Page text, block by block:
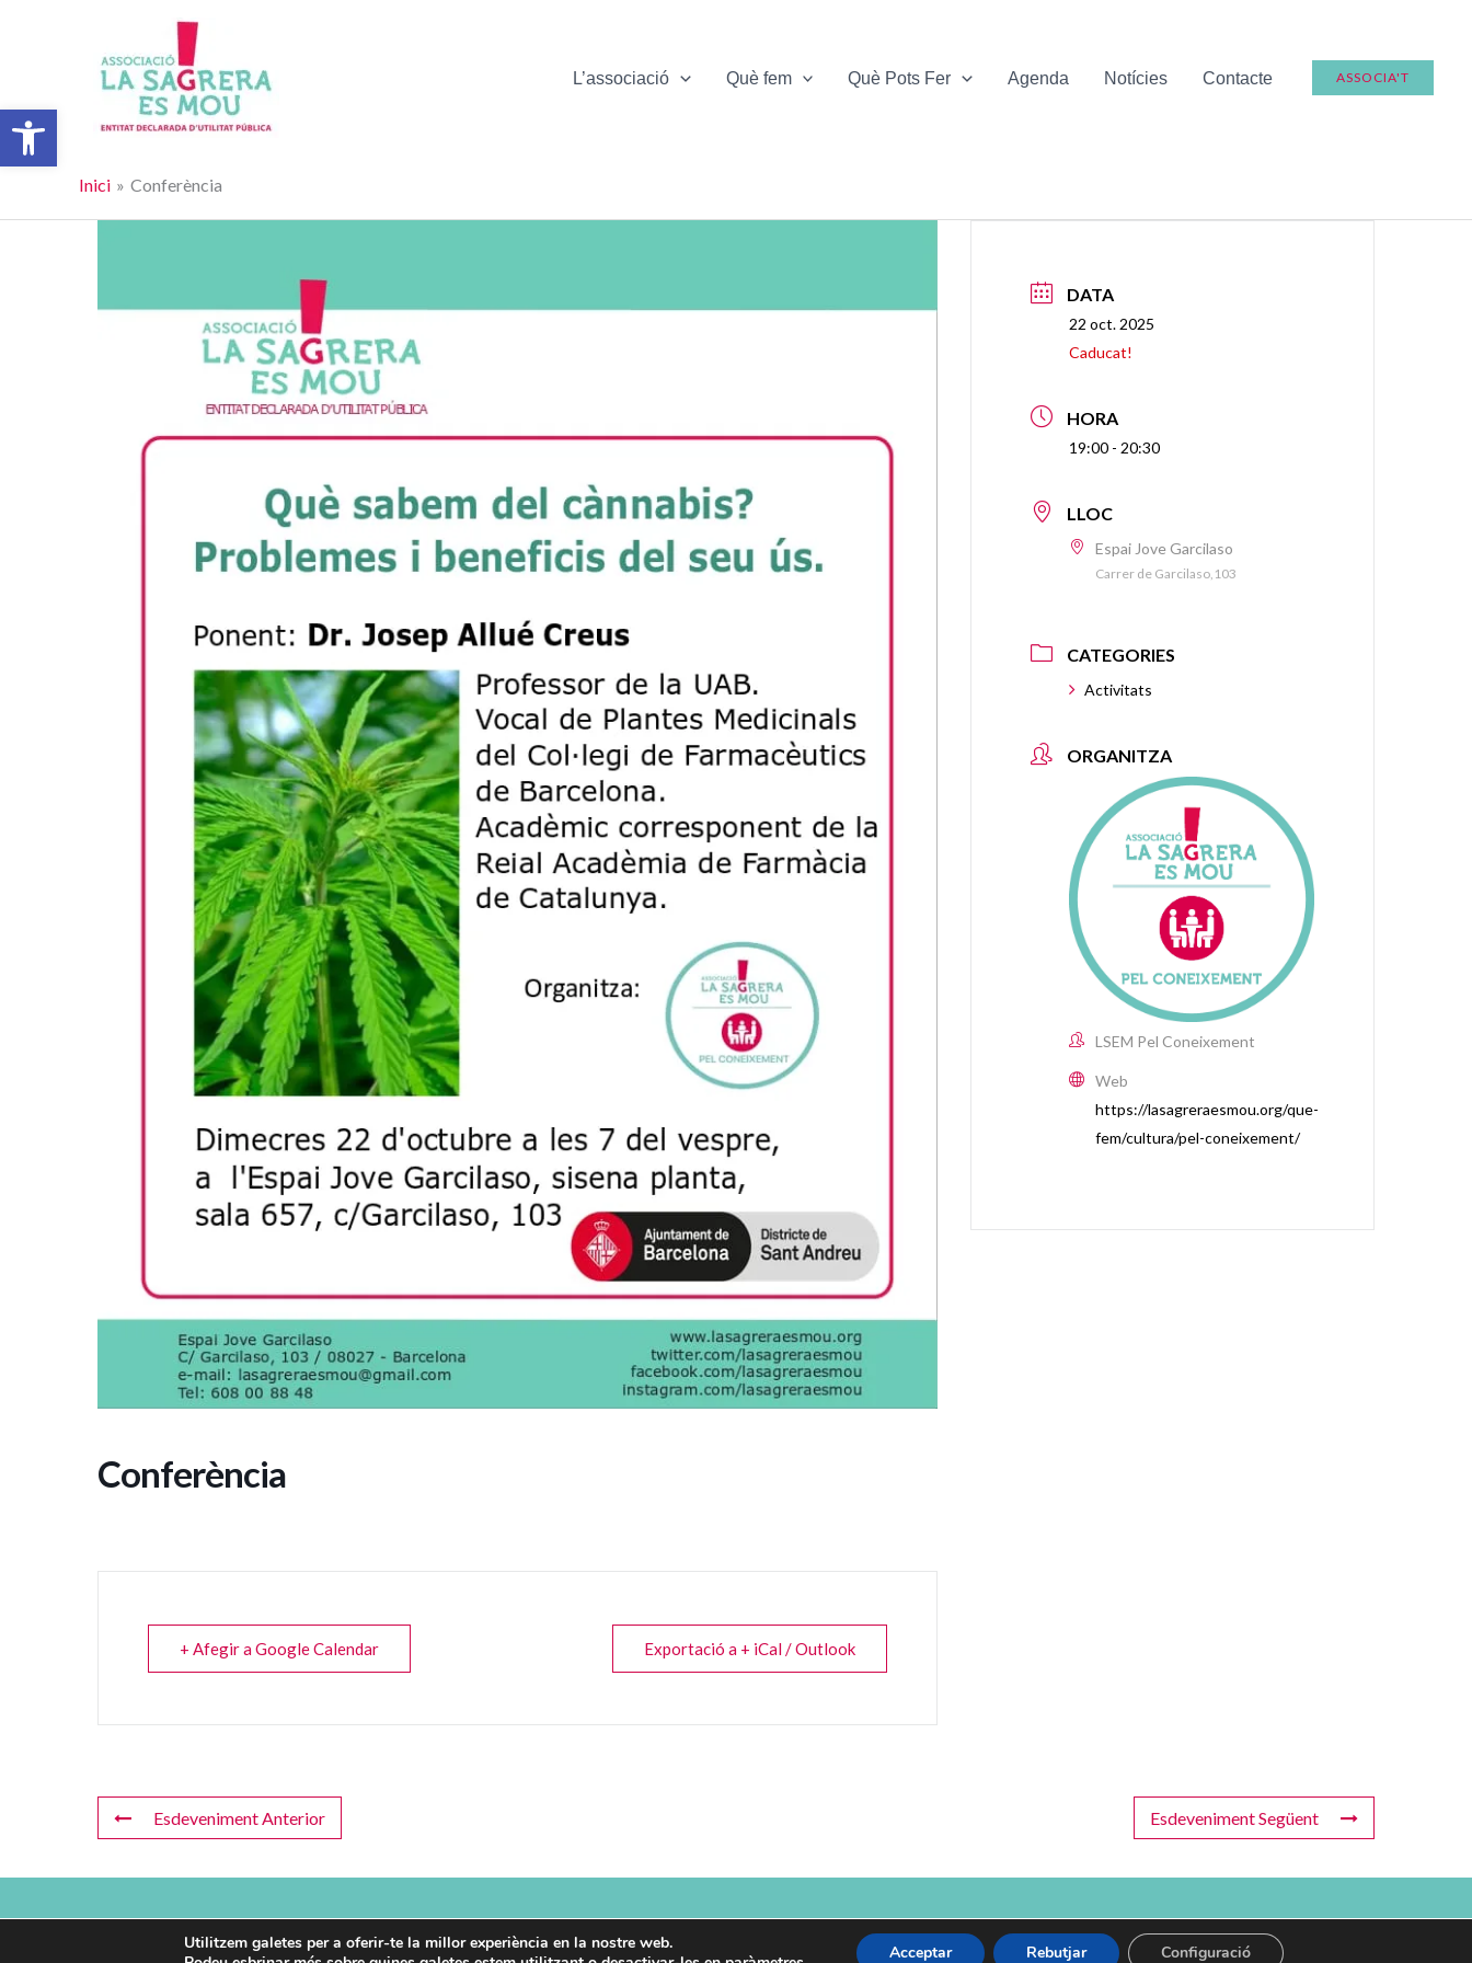
Obre la barra d'eines
L’associació Què fem Què Pots Fer Agenda Notícies Contacte ASSOCIA'T
Inici Conferència
Conferència
+ Afegir a Google Calendar Exportació a + iCal / Outlook
DATA
22 oct. 2025
Caducat!
HORA
19:00 - 20:30
LLOC
Espai Jove Garcilaso
Carrer de Garcilaso,103
CATEGORIES
Activitats
ORGANITZA
LSEM Pel Coneixement
Web
https://lasagreraesmou.org/que-
fem/cultura/pel-coneixement/
Esdeveniment Anterior Esdeveniment Següent
Copyright © 2026 La Sagrera Es Mou | web feta amb el cor per L'Enxarxada Avís legal Política de Privacitat Politica de cookies Transparència
Utilitzem galetes per a oferir-te la millor experiència en la nostre web.
Acceptar Rebutjar Configuració